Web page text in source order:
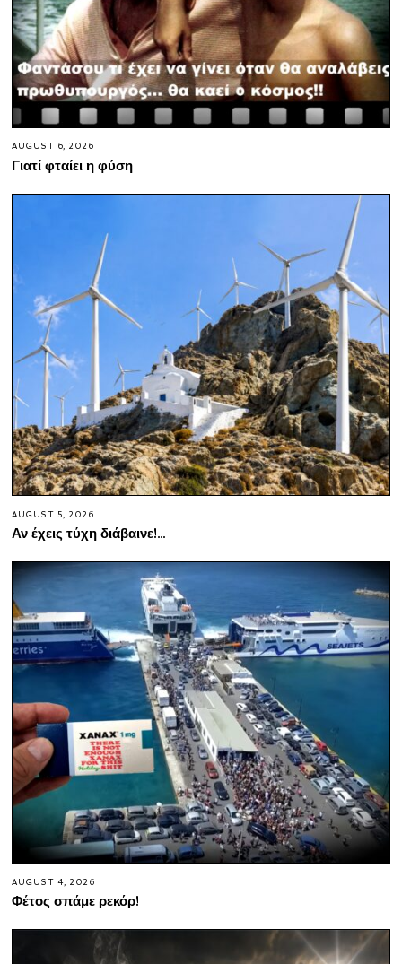
AUGUST 6, 2026
Γιατί φταίει η φύση
AUGUST 5, 2026
Αν έχεις τύχη διάβαινε!…
AUGUST 4, 2026
Φέτος σπάμε ρεκόρ!